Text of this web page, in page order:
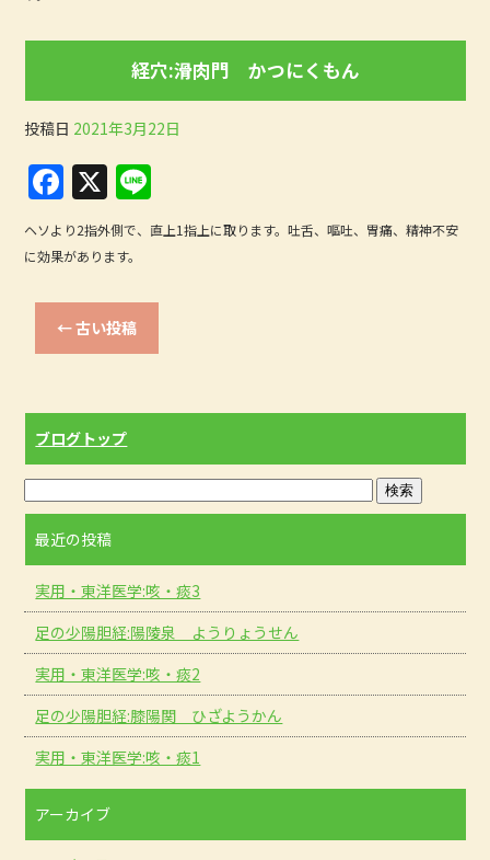
o
o
k
経穴:滑肉門 かつにくもん
投稿日 2021年3月22日
F
a
c
b
o
k
X
n
e
ヘソより2指外側で、直上1指上に取ります。吐舌、嘔吐、胃痛、精神不安
に効果があります。
←古い投稿
ブログトップ
最近の投稿
実用・東洋医学:咳・痰3
足の少陽胆経:陽陵泉 ようりょうせん
実用・東洋医学:咳・痰2
足の少陽胆経:膝陽関 ひざようかん
実用・東洋医学:咳・痰1
アーカイブ